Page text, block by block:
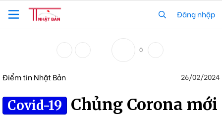
Đăng nhập
0
Điểm tin Nhật Bản 26/02/2024
Covid-19
Chủng Corona mới